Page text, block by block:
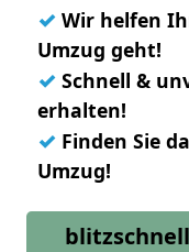
✓ Wir helfen
Umzug geht!
✓ Schnell &
erhalten!
✓ Finden Sie
Umzug!